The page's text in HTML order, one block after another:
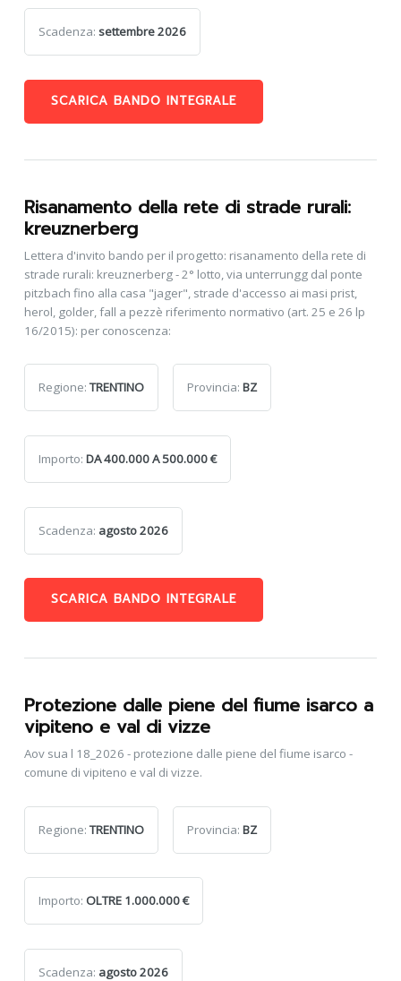
Scadenza: settembre 2026
SCARICA BANDO INTEGRALE
Risanamento della rete di strade rurali:
kreuznerberg
Lettera d'invito bando per il progetto: risanamento della rete di
strade rurali: kreuznerberg - 2° lotto, via unterrungg dal ponte
pitzbach fino alla casa "jager", strade d'accesso ai masi prist,
herol, golder, fall a pezzè riferimento normativo (art. 25 e 26 lp
16/2015): per conoscenza:
Regione:TRENTINO Provincia: BZ
Importo: DA 400.000 A 500.000 €
Scadenza: agosto 2026
SCARICA BANDO INTEGRALE
Protezione dalle piene del fiume isarco a
vipiteno e val di vizze
Aov sua l 18_2026 - protezione dalle piene del fiume isarco -
comune di vipiteno e val di vizze.
Regione:TRENTINO Provincia: BZ
Importo: OLTRE 1.000.000 €
Scadenza: agosto 2026